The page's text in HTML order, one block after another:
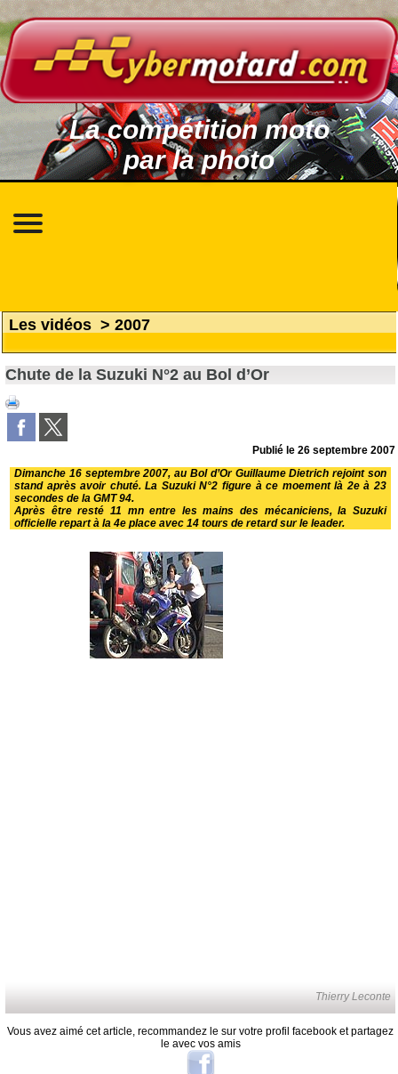
La compétition moto
par la photo
Les vidéos > 2007
Chute de la Suzuki N°2 au Bol d’Or
Publié le26 septembre 2007
Dimanche 16 septembre 2007, au Bol d’Or Guillaume Dietrich rejoint son
stand après avoir chuté. La Suzuki N°2 figure à ce moement là 2e à 23
secondes de la GMT 94.
Après être resté 11 mn entre les mains des mécaniciens, la Suzuki
officielle repart à la 4e place avec 14 tours de retard sur le leader.
Thierry Leconte
Vous avez aimé cet article, recommandez le sur votre profil facebook et partagez
le avec vos amis